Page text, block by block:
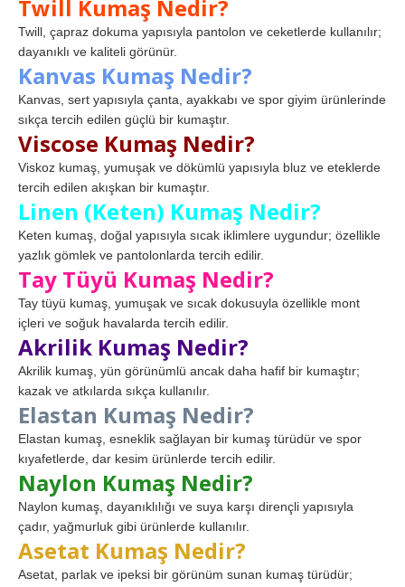
Twill Kumaş Nedir?
Twill, çapraz dokuma yapısıyla pantolon ve ceketlerde kullanılır;
dayanıklı ve kaliteli görünür.
Kanvas Kumaş Nedir?
Kanvas, sert yapısıyla çanta, ayakkabı ve spor giyim ürünlerinde
sıkça tercih edilen güçlü bir kumaştır.
Viscose Kumaş Nedir?
Viskoz kumaş, yumuşak ve dökümlü yapısıyla bluz ve eteklerde
tercih edilen akışkan bir kumaştır.
Linen (Keten) Kumaş Nedir?
Keten kumaş, doğal yapısıyla sıcak iklimlere uygundur; özellikle
yazlık gömlek ve pantolonlarda tercih edilir.
Tay Tüyü Kumaş Nedir?
Tay tüyü kumaş, yumuşak ve sıcak dokusuyla özellikle mont
içleri ve soğuk havalarda tercih edilir.
Akrilik Kumaş Nedir?
Akrilik kumaş, yün görünümlü ancak daha hafif bir kumaştır;
kazak ve atkılarda sıkça kullanılır.
Elastan Kumaş Nedir?
Elastan kumaş, esneklik sağlayan bir kumaş türüdür ve spor
kıyafetlerde, dar kesim ürünlerde tercih edilir.
Naylon Kumaş Nedir?
Naylon kumaş, dayanıklılığı ve suya karşı dirençli yapısıyla
çadır, yağmurluk gibi ürünlerde kullanılır.
Asetat Kumaş Nedir?
Asetat, parlak ve ipeksi bir görünüm sunan kumaş türüdür;